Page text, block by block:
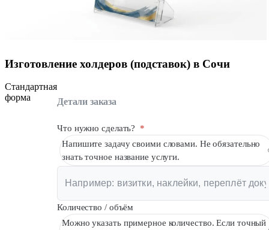
Изготовление холдеров (подставок) в Сочи
Стандартная
форма
Детали заказа
Что нужно сделать?
*
Напишите задачу своими словами. Не обязательно
знать точное название услуги.
Количество / объём
Можно указать примерное количество. Если точный